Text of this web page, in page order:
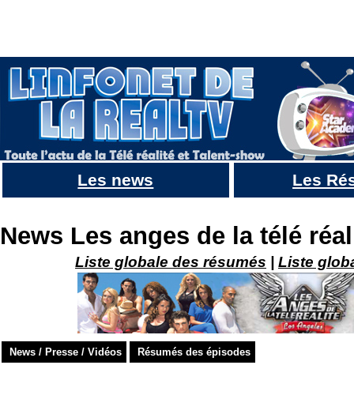
Les news Les
News Les anges de la télé
Liste globale des résumés Liste
News / Presse / Vidéos Résumés des épisodes